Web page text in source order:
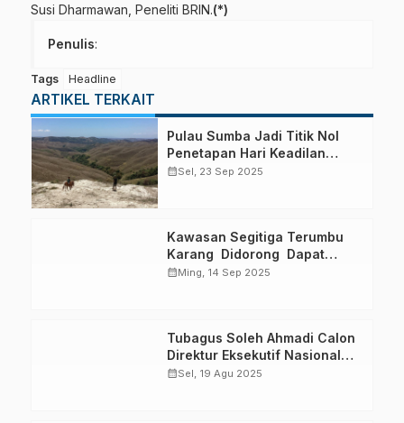
Susi Dharmawan, Peneliti BRIN.(*)
Penulis:
Tags Headline
ARTIKEL TERKAIT
Pulau Sumba Jadi Titik Nol
Penetapan Hari Keadilan
Ekologi Dunia
calendar_monthSel, 23 Sep 2025
Kawasan Segitiga Terumbu
Karang Didorong Dapat
Pendanaan Berkelanjutan
calendar_monthMing, 14 Sep 2025
Tubagus Soleh Ahmadi Calon
Direktur Eksekutif Nasional
WALHI
calendar_monthSel, 19 Agu 2025